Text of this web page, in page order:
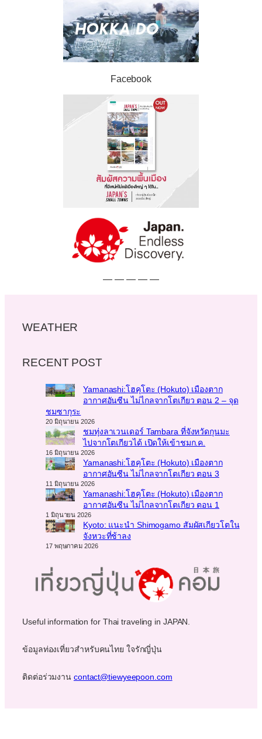
Facebook
— — — — —
WEATHER
RECENT POST
Yamanashi:โฮคุโตะ (Hokuto) เมืองตาก
อากาศอันซีน ไม่ไกลจากโตเกียว ตอน 2 – จุด
ชมซากุระ
20 มิถุนายน 2026
ชมทุ่งลาเวนเดอร์ Tambara ที่จังหวัดกุนมะ
ไปจากโตเกียวได้ เปิดให้เข้าชมก.ค.
16 มิถุนายน 2026
Yamanashi:โฮคุโตะ (Hokuto) เมืองตาก
อากาศอันซีน ไม่ไกลจากโตเกียว ตอน 3
11 มิถุนายน 2026
Yamanashi:โฮคุโตะ (Hokuto) เมืองตาก
อากาศอันซีน ไม่ไกลจากโตเกียว ตอน 1
1 มิถุนายน 2026
Kyoto: แนะนำ Shimogamo สัมผัสเกียวโตใน
จังหวะที่ช้าลง
17 พฤษภาคม 2026
Useful information for Thai traveling in JAPAN.
ข้อมูลท่องเที่ยวสำหรับคนไทย ใจรักญี่ปุ่น
ติดต่อร่วมงาน contact@tiewyeepoon.com